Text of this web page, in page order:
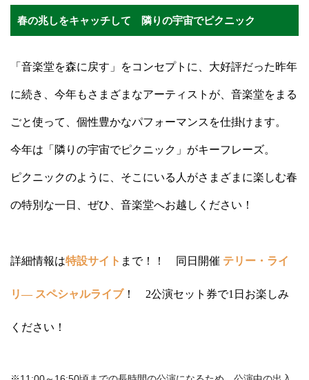
春の兆しをキャッチして 隣りの宇宙でピクニック
「音楽堂を森に戻す」をコンセプトに、大好評だった昨年
に続き、今年もさまざまなアーティストが、音楽堂をまる
ごと使って、個性豊かなパフォーマンスを仕掛けます。
今年は「隣りの宇宙でピクニック」がキーフレーズ。
ピクニックのように、そこにいる人がさまざまに楽しむ春
の特別な一日、ぜひ、音楽堂へお越しください！
詳細情報は特設サイト まで！！ 同日開催 テリー・ライ
リ― スペシャルライブ ！ 2公演セット券で1日お楽しみ
ください！